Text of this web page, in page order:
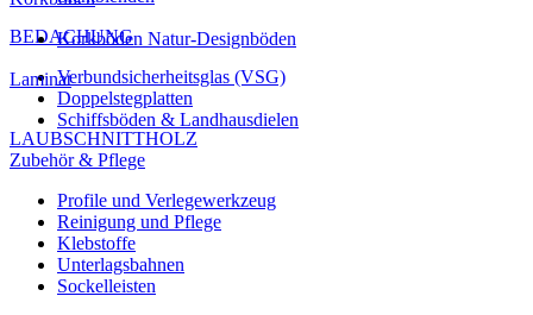
BEDACHUNG
Verbundsicherheitsglas (VSG)
Doppelstegplatten
LAUBSCHNITTHOLZ
Korkböden Natur-Designböden
Laminat
Schiffsböden & Landhausdielen
Zubehör & Pflege
Profile und Verlegewerkzeug
Reinigung und Pflege
Klebstoffe
Unterlagsbahnen
Sockelleisten